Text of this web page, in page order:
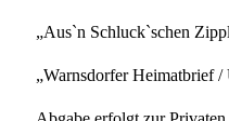
„Aus`n Schluck`schen
„Warnsdorfer Heimatbrief /